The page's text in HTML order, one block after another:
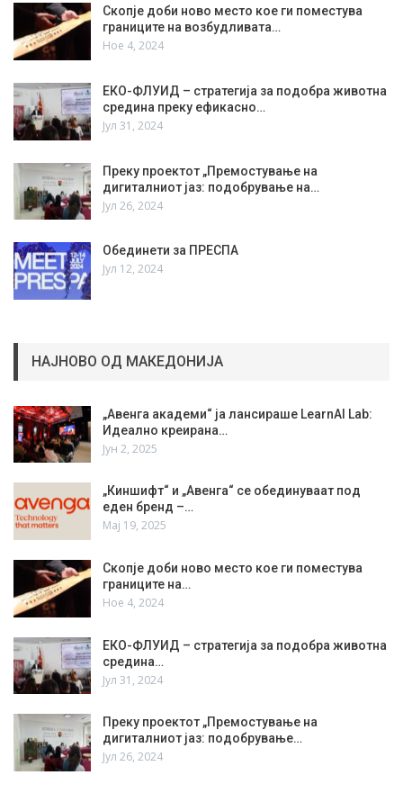
Скопје доби ново место кое ги поместува
границите на возбудливата…
Ное 4, 2024
ЕКО-ФЛУИД – стратегија за подобра животна
средина преку ефикасно…
Јул 31, 2024
Преку проектот „Премостување на
дигиталниот јаз: подобрување на…
Јул 26, 2024
Обединети за ПРЕСПА
Јул 12, 2024
НАЈНОВО ОД МАКЕДОНИЈА
„Авенга академи“ ја лансираше LearnAI Lab:
Идеално креирана…
Јун 2, 2025
„Киншифт“ и „Авенга“ се обединуваат под
еден бренд –…
Мај 19, 2025
Скопје доби ново место кое ги поместува
границите на…
Ное 4, 2024
ЕКО-ФЛУИД – стратегија за подобра животна
средина…
Јул 31, 2024
Преку проектот „Премостување на
дигиталниот јаз: подобрување…
Јул 26, 2024